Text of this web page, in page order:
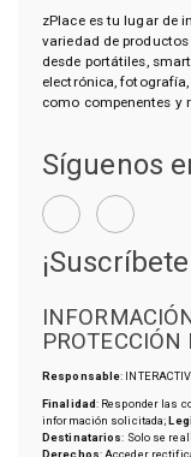
zPlace es tu lugar de
variedad de
desde portátiles,
electrónica,
como compenentes y
Síguenos
PROTECCIÓN
Responsable:
Finalidad: Responder las
información solicitada;
Destinatarios: Solo se
Derechos: Acceder,